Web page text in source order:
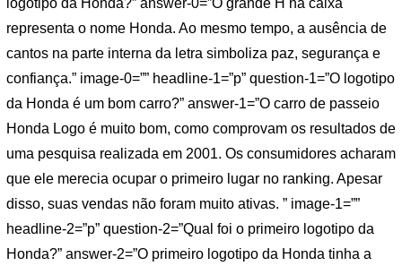
logotipo da Honda?” answer-0=”O grande H na caixa
representa o nome Honda. Ao mesmo tempo, a ausência de
cantos na parte interna da letra simboliza paz, segurança e
confiança.” image-0=”” headline-1=”p” question-1=”O logotipo
da Honda é um bom carro?” answer-1=”O carro de passeio
Honda Logo é muito bom, como comprovam os resultados de
uma pesquisa realizada em 2001. Os consumidores acharam
que ele merecia ocupar o primeiro lugar no ranking. Apesar
disso, suas vendas não foram muito ativas. ” image-1=””
headline-2=”p” question-2=”Qual foi o primeiro logotipo da
Honda?” answer-2=”O primeiro logotipo da Honda tinha a